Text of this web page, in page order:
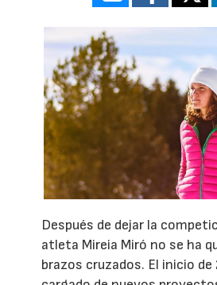
Después de dejar la
atleta Mireia Miró no se ha
brazos cruzados. El inicio